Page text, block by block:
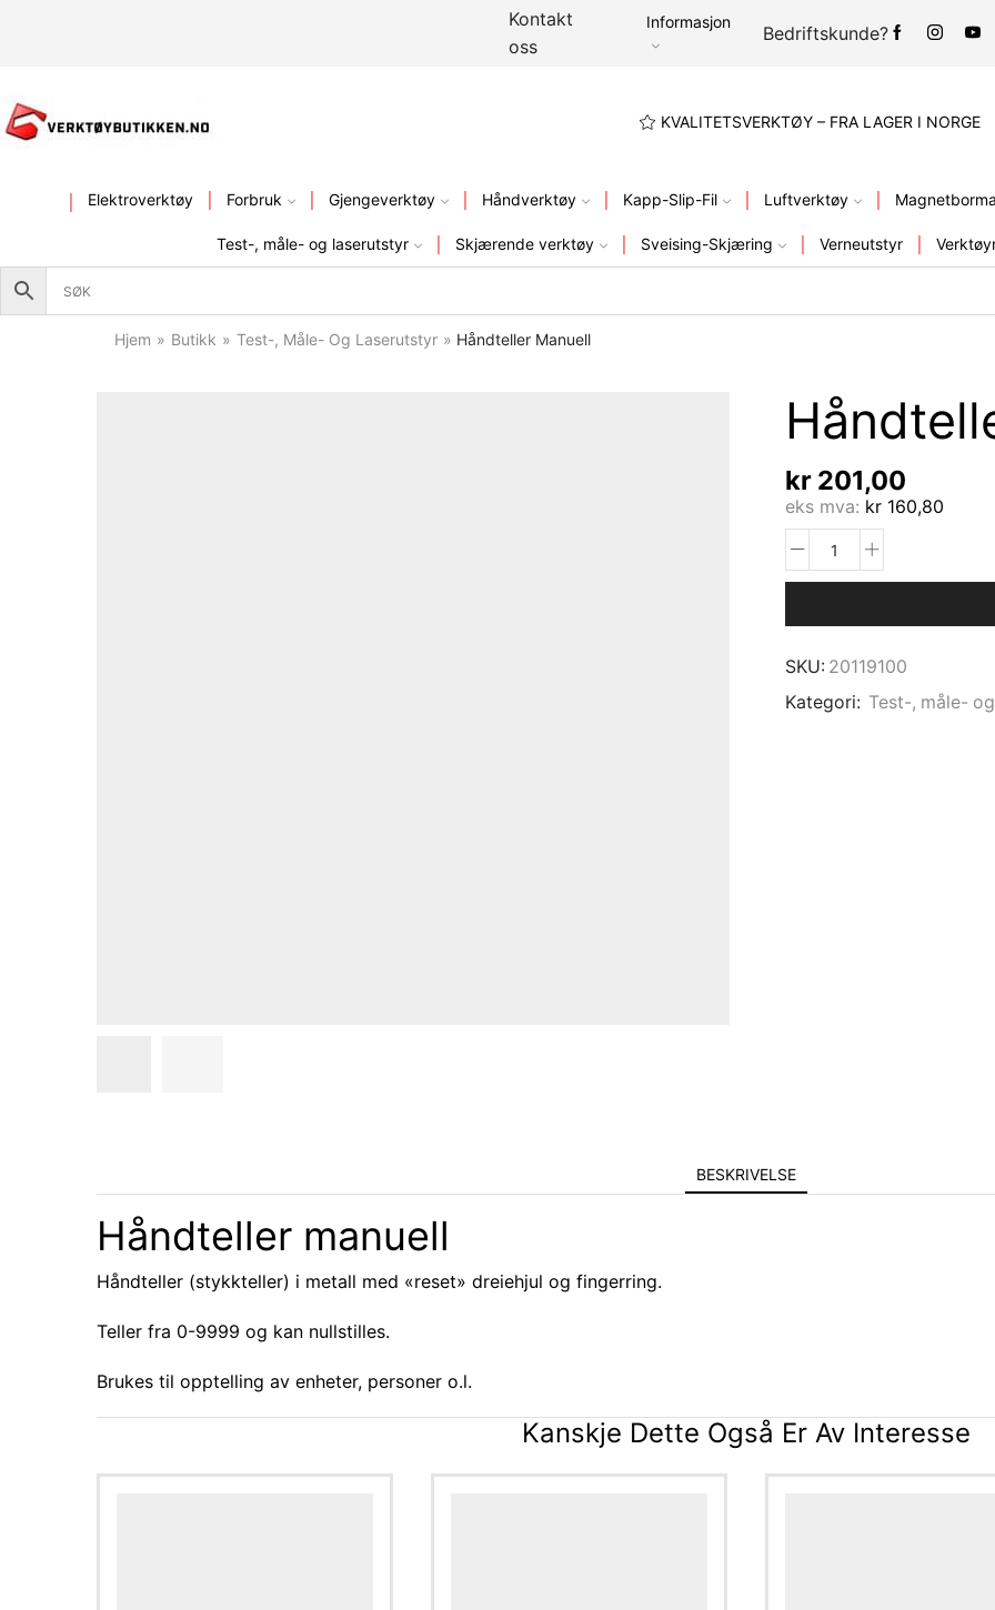
Kontakt
oss
Informasjon Bedriftskunde?
KVALITETSVERKTØY – FRA LAGER I NORGE
Elektroverktøy Forbruk Gjengeverktøy Håndverktøy Kapp-Slip-Fil Luftverktøy
Test-, måle- og laserutstyr Skjærende verktøy Sveising-Skjæring Verneutstyr
Hjem » Butikk » Test-, Måle- Og Laserutstyr » Håndteller Manuell
kr 201,00
eks mva: kr 160,80
SKU: 20119100
Kategori: Test-, måle-
BESKRIVELSE
Håndteller manuell
Håndteller (stykkteller) i metall med «reset» dreiehjul og fingerring.
Teller fra 0-9999 og kan nullstilles.
Brukes til opptelling av enheter, personer o.l.
Kanskje Dette Også Er Av Interesse